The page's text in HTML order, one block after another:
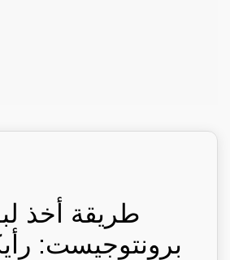
طريقة أخذ
برونتوجيست: